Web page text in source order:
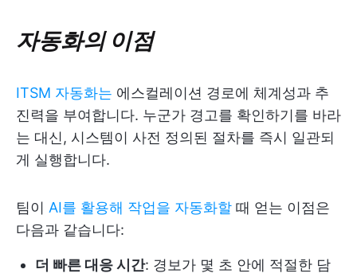
자동화의 이점
ITSM 자동화는 에스컬레이션 경로에 체계성과 추
진력을 부여합니다. 누군가 경고를 확인하기를 바라
는 대신, 시스템이 사전 정의된 절차를 즉시 일관되
게 실행합니다.
팀이 AI를 활용해 작업을 자동화할 때 얻는 이점은
다음과 같습니다:
더 빠른 대응 시간: 경보가 몇 초 안에 적절한 담